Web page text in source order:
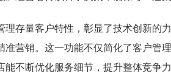
理存量客户特性，彰显了技术创新的
准营销。这一功能不仅简化了客户管
不断优化服务细节，提升整体竞争力